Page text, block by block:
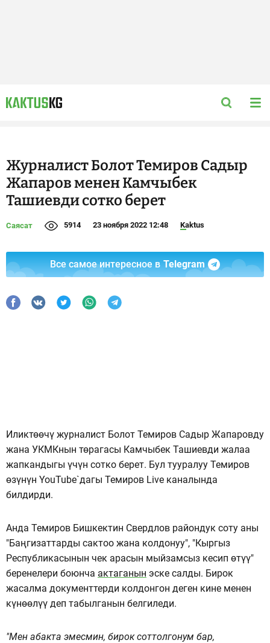
Журналист Болот Темиров Садыр
Жапаров менен Камчыбек
Ташиевди сотко берет
Саясат 5914 23 ноября 2022 12:48 Kaktus
Все самое интересное в Telegram
Иликтөөчү журналист Болот Темиров Садыр Жапаровду
жана УКМКнын төрагасы Камчыбек Ташиевди жалаа
жапкандыгы үчүн сотко берет. Бул тууралуу Темиров
өзүнүн YouTube`дагы Темиров Live каналында
билдирди.
Анда Темиров Бишкектин Свердлов райондук соту аны
"Баңгизаттарды сактоо жана колдонуу", "Кыргыз
Республикасынын чек арасын мыйзамсыз кесип өтүү"
беренелери боюнча актаганын эске салды. Бирок
жасалма документтерди колдонгон деген кине менен
күнөөлүү деп табылганын белгиледи.
"Мен абакта эмесмин, бирок соттолгонум бар,